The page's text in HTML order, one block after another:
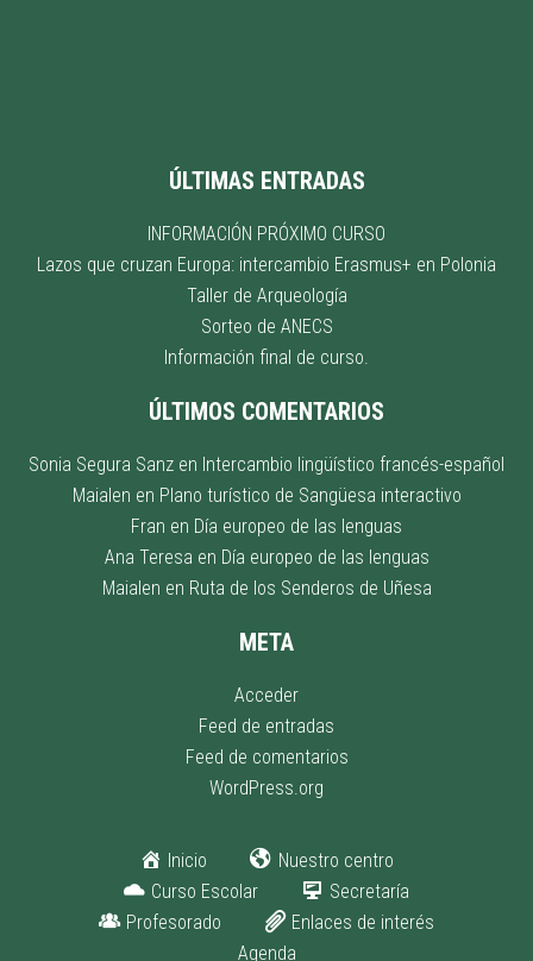
ÚLTIMAS ENTRADAS
INFORMACIÓN PRÓXIMO CURSO
Lazos que cruzan Europa: intercambio Erasmus+ en Polonia
Taller de Arqueología
Sorteo de ANECS
Información final de curso.
ÚLTIMOS COMENTARIOS
Sonia Segura Sanz en Intercambio lingüístico francés-español
Maialen en Plano turístico de Sangüesa interactivo
Fran en Día europeo de las lenguas
Ana Teresa en Día europeo de las lenguas
Maialen en Ruta de los Senderos de Uñesa
META
Acceder
Feed de entradas
Feed de comentarios
WordPress.org
Inicio
Nuestro centro
Curso Escolar
Secretaría
Profesorado
Enlaces de interés
Agenda